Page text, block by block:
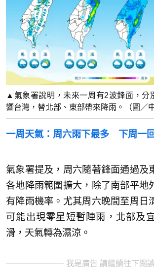
▲氣象署說明，未來一周有2波鋒面，分
響台灣，替北部、東部帶來降雨。（圖／
一周天氣：周六雨下最多 下周一
氣象署提及，周六隨著鋒面通過及
各地降雨範圍擴大，除了南部平地
有降雨機率。尤其周六晚間至周日
可能出現零星短暫陣雨，北部及
滑，天氣轉為濕涼。
我是廣告 請繼續往下閱讀